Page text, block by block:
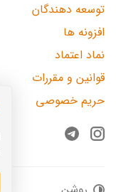
توسعه دهندگان
افزونه ها
نماد اعتماد
قوانین و مقررات
حریم خصوصی
Instagram
Telegram